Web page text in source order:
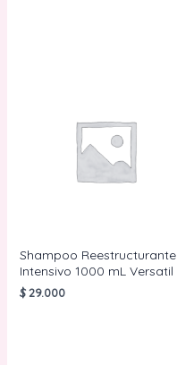
Shampoo Reestructurante
Intensivo 1000 mL Versatil
$29.000